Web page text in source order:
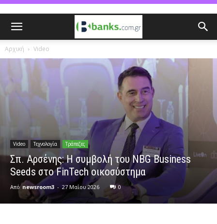
Αρχική Video
Video Τεχνολογία Τράπεζες
Σπ. Αρσένης: Η συμβολή του ΝΒG Business
Seeds στο FinTech οικοσύστημα
Από newsroom3 - 27 Μαΐου 2026 0